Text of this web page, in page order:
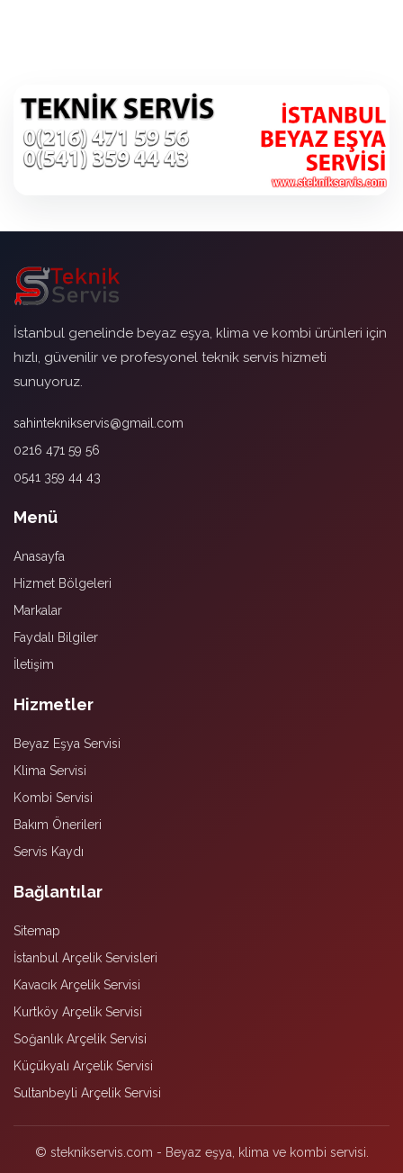
İstanbul genelinde beyaz eşya, klima ve kombi ürünleri için
hızlı, güvenilir ve profesyonel teknik servis hizmeti
sunuyoruz.
sahinteknikservis@gmail.com
0216 471 59 56
0541 359 44 43
Menü
Anasayfa
Hizmet Bölgeleri
Markalar
Faydalı Bilgiler
İletişim
Hizmetler
Beyaz Eşya Servisi
Klima Servisi
Kombi Servisi
Bakım Önerileri
Servis Kaydı
Bağlantılar
Sitemap
İstanbul Arçelik Servisleri
Kavacık Arçelik Servisi
Kurtköy Arçelik Servisi
Soğanlık Arçelik Servisi
Küçükyalı Arçelik Servisi
Sultanbeyli Arçelik Servisi
© steknikservis.com - Beyaz eşya, klima ve kombi servisi.